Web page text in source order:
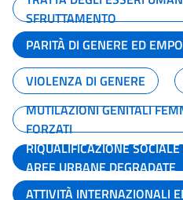
SFRUTTAMENTO
PARITÀ DI GENERE ED
VIOLENZA DI GENERE
MUTILAZIONI GENITALI
FORZATI
RIQUALIFICAZIONE
AREE URBANE DEGRADATE
ATTIVITÀ INTERNAZIONALI